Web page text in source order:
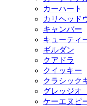
カーハート
カリヘッド
キャンバー
キューティ
ギルダン
クアドラ
クイッキー
クラシック
グレッジオ
ケーエヌピ